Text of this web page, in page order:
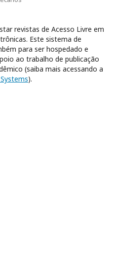
revistas de Acesso Livre em
Este sistema de
para ser hospedado e
ao trabalho de publicação
(saiba mais acessando a
).